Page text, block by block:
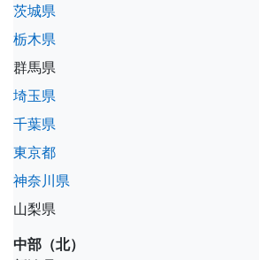
茨城県
栃木県
群馬県
埼玉県
千葉県
東京都
神奈川県
山梨県
中部（北）